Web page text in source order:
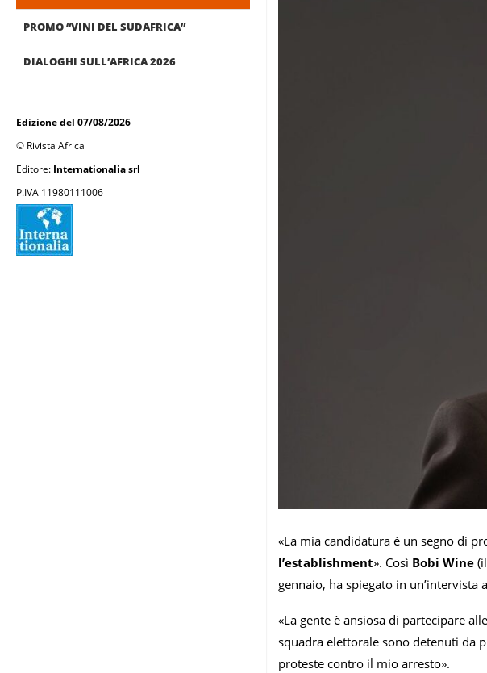
PROMO “VINI DEL SUDAFRICA”
DIALOGHI SULL’AFRICA 2026
Edizione del 07/08/2026
© Rivista Africa
Editore: Internationalia srl
P.IVA 11980111006
«La mia candidatura è un segno di
l’establishment». Così Bobi Wine
gennaio, ha spiegato in un’intervista
«La gente è ansiosa di partecipare
squadra elettorale sono detenuti da
proteste contro il mio arresto».